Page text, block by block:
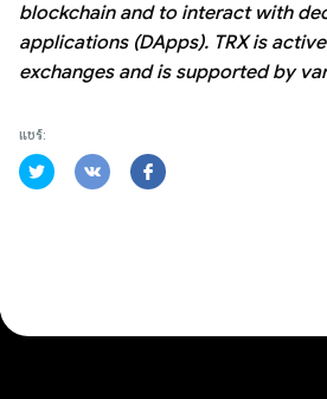
blockchain and to interact with
applications (DApps). TRX is
exchanges and is supported by
แชร์: